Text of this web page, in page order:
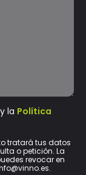
y la Política
tratará tus datos
o petición. La
revocar en